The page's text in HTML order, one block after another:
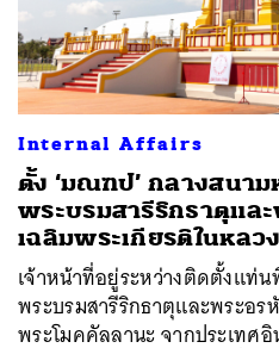
Internal Affairs
ตั้ง ‘มณฑป’ กลางสนา
พระบรมสารีริกธาตุแล
เฉลิมพระเกียรติในหลว
เจ้าหน้าที่อยู่ระหว่างติดตั้งแท่
พระบรมสารีริกธาตุและพระอ
พระโมคคัลลานะ จากประเทศ